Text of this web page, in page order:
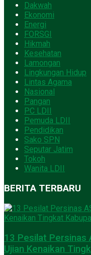
Dakwah
Ekonomi
Energi
FORSGI
Hikmah
Kesehatan
Lamongan
Lingkungan Hidup
Lintas Agama
Nasional
Pangan
PC LDII
Pemuda LDII
Pendidikan
Sako SPN
Seputar Jatim
Tokoh
Wanita LDII
BERITA TERBARU
13 Pesilat Persinas
Ujian Kenaikan